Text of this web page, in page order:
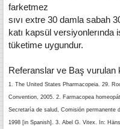
farketmez
sıvı extre 30 damla sabah
katı kapsül
tüketime uygundur.
Referanslar ve Baş vurulan
1. The United States Pharmacopeia. 29.
Convention, 2005. 2. Farmacopea
Secretaría de salud, Comisión permanente
1998 [in Spanish]. 3. Abel G. Vitex. In: